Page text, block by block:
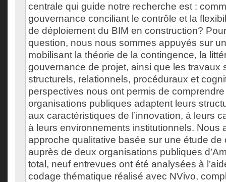
centrale qui guide notre recherche est :
gouvernance conciliant le contrôle et la
de déploiement du BIM en construction?
question, nous nous sommes appuyés sur
mobilisant la théorie de la contingence, la
gouvernance de projet, ainsi que les travaux
structurels, relationnels, procéduraux et
perspectives nous ont permis de
organisations publiques adaptent leurs
aux caractéristiques de l’innovation, à leurs
à leurs environnements institutionnels. Nous
approche qualitative basée sur une étude de
auprès de deux organisations publiques
total, neuf entrevues ont été analysées à
codage thématique réalisé avec NVivo,